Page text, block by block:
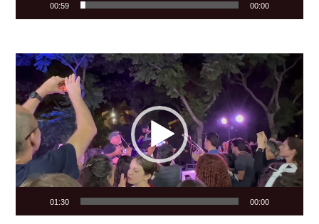
00:00
00:59
Video
Player
00:00
01:30